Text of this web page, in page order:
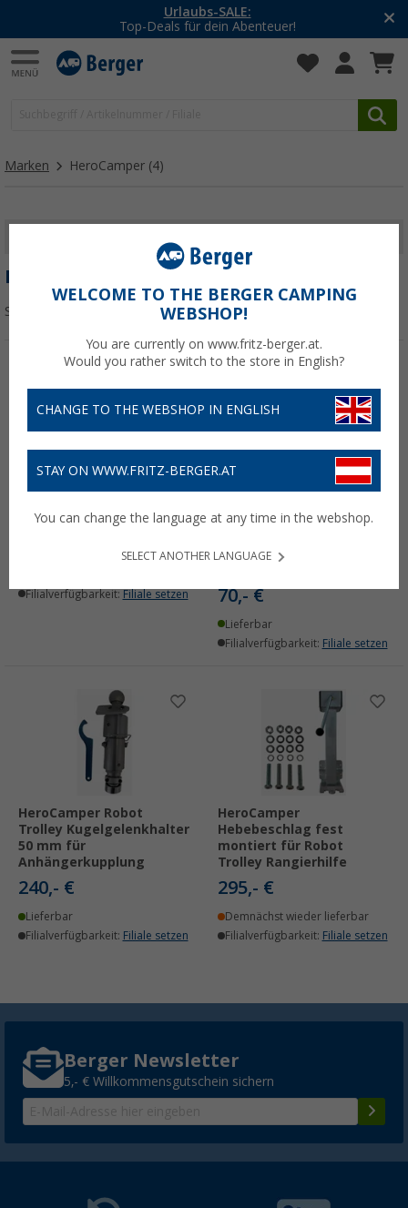
Urlaubs-SALE:
Top-Deals für dein Abenteuer!
Marken HeroCamper (4)
HEROCAMPER
Sortieren:
Trolley Rangierhilfe
Filialverfügbarkeit: Filiale setzen
HeroCamper Robot
montierten
kompatibel mit
70,- €
Lieferbar
Filialverfügbarkeit: Filiale setzen
HeroCamper Robot
Trolley Kugelgelenkhalter
50 mm für
Anhängerkupplung
240,- €
Lieferbar
Filialverfügbarkeit: Filiale setzen
HeroCamper
Hebebeschlag fest
montiert für Robot
Trolley Rangierhilfe
295,- €
Demnächst wieder lieferbar
Filialverfügbarkeit: Filiale setzen
Berger Newsletter
5,- € Willkommensgutschein sichern
WELCOME TO THE BERGER CAMPING
WEBSHOP!
You are currently on www.fritz-berger.at.
Would you rather switch to the store in English?
CHANGE TO THE WEBSHOP IN ENGLISH
STAY ON WWW.FRITZ-BERGER.AT
You can change the language at any time in the webshop.
SELECT ANOTHER LANGUAGE